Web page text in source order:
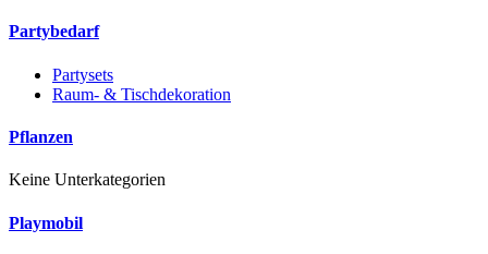
Partybedarf
Partysets
Raum- & Tischdekoration
Pflanzen
Keine Unterkategorien
Playmobil